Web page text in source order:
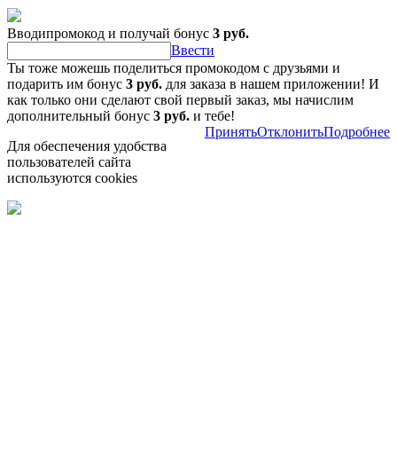
Вводипромокод и получай бонус 3 руб.
Ввести
Ты тоже можешь поделиться промокодом с друзьями и
подарить им бонус 3 руб. для заказа в нашем приложении! И
как только они сделают свой первый заказ, мы начислим
дополнительный бонус 3 руб. и тебе!
Для обеспечения удобства
пользователей сайта
используются cookies
ПринятьОтклонитьПодробнее